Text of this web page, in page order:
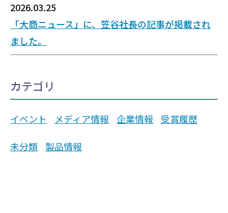
2026.03.25
「大商ニュース」に、笠谷社長の記事が掲載され
ました。
カテゴリ
イベント メディア情報 企業情報 受賞履歴
未分類 製品情報